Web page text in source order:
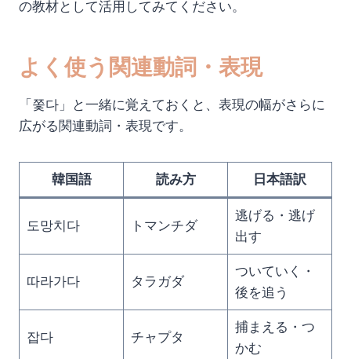
の教材として活用してみてください。
よく使う関連動詞・表現
「쫓다」と一緒に覚えておくと、表現の幅がさらに
広がる関連動詞・表現です。
韓国語 読み方 日本語訳
도망치다 トマンチダ
逃げる・逃げ
出す
따라가다 タラガダ
ついていく・
後を追う
잡다 チャプタ
捕まえる・つ
かむ